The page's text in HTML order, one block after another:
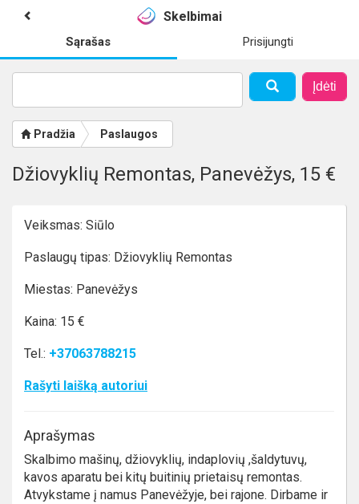
Skelbimai
Sąrašas Prisijungti
Įdėti
Pradžia Paslaugos
Džiovyklių Remontas, Panevėžys, 15 €
Veiksmas: Siūlo
Paslaugų tipas: Džiovyklių Remontas
Miestas: Panevėžys
Kaina: 15 €
Tel.: +37063788215
Rašyti laišką autoriui
Aprašymas
Skalbimo mašinų, džiovyklių, indaplovių ,šaldytuvų,
kavos aparatu bei kitų buitinių prietaisų remontas.
Atvykstame į namus Panevėžyje, bei rajone. Dirbame ir